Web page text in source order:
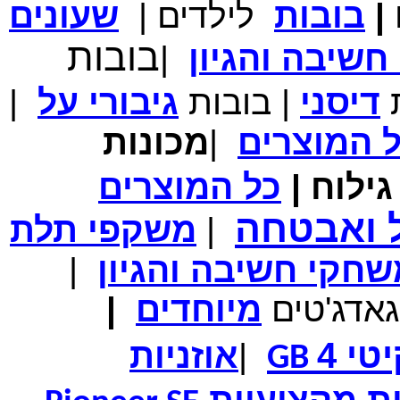
₪700.00 מחיר שוק
משלוח חינם
במבצע תיק לנשיאת מחשב נייד 10.1 אינץ' בצבע ורוד בעל
₪150.00 מחיר שוק
₪99.00 המחיר שלך
המחיר כולל משלוח :
נרתיק עור יוקרתי עבור אייפוד וידאו 60GB\80GB \שחור
| בובות לילדים |
שעונים
והגיון
|בובות
דיסני | בובות גיבורי על
|
המוצרים |מכונות
| כל המוצרים
ואבטחה | משקפי תלת
חשיבה והגיון
|
גאדג'טים מיוחדים |
4
GB
|אוזניות